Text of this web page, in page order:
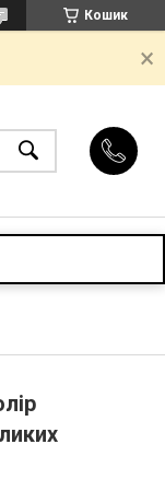
Кошик